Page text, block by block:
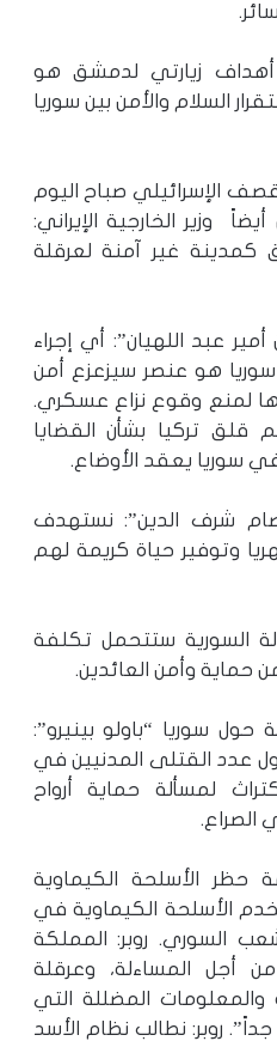
أهداف زيارتي لدمشق هو
السلام والأمن بين سوريا
الإسرائيلي صباح اليوم
وزير الخارجية الإيراني:
كمدينة غير آمنة لعرقلة
أمير عبد اللهيان”: أي إجراء
هو عنصر سيزعزع أمن
لمنع وقوع نزاع عسكري.
قلق تركيا بشأن القضايا
سوريا يعقد الأوضاع.
شرف الدين”: نستهدف
شهريا وتوفير حياة كريمة لهم
السورية ستتحمل تكلفة
حماية وأمن العائدين.
سوريا “باولو بينيرو”:
عدد القتلى المدنيين في
لمسألة حماية أرواح
الصراع.
حظر الأسلحة الكيماوية
الأسلحة الكيماوية في
السوري. روبر: المملكة
أجل المساءلة، وعرقلة
والمعلومات المضللة التي
روبر: نطالب نظام الأسد